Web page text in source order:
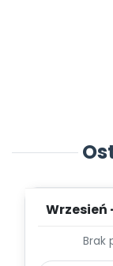
Wrzesień
Brak